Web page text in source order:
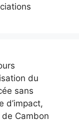
du
sans
d’impact,
Cambon